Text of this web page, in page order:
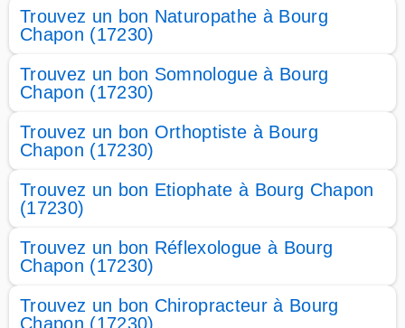
Trouvez un bon Naturopathe à Bourg
Chapon (17230)
Trouvez un bon Somnologue à Bourg
Chapon (17230)
Trouvez un bon Orthoptiste à Bourg
Chapon (17230)
Trouvez un bon Etiophate à Bourg Chapon
(17230)
Trouvez un bon Réflexologue à Bourg
Chapon (17230)
Trouvez un bon Chiropracteur à Bourg
Chapon (17230)